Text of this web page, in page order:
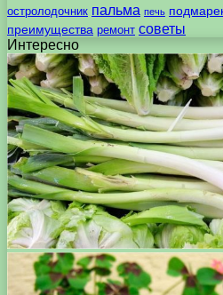
остролодочник пальма печь
преимущества ремонт советы
Интересно